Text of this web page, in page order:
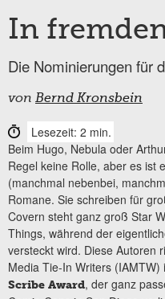
In
Die Nominierungen für
von Bernd Kronsbein
Lesezeit: 2 min.
Beim Hugo, Nebula oder
Regel keine Rolle, aber es ist
(manchmal nebenbei,
Romane. Sie schreiben für
Covern steht ganz groß Star
Things, während der
versteckt wird. Diese Autoren
Media Tie-In Writers
Scribe Award, der ganz